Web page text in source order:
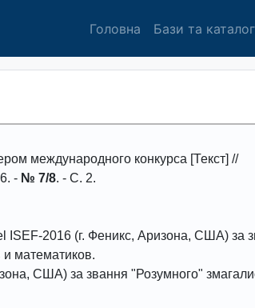
Головна Бази та
международного конкурса [Текст] //
. - № 7/8. - С. 2.
ISEF-2016 (г. Феникс, Аризона, США) за
математиков.
США) за звання "Розумного"